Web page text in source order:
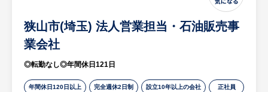
【HUREX求人担当コメント】
充実させて就業いただけます。
・日本のインフラを支えており、創業90年を
狭山市(埼玉) 法人営業担当・石油販売事
業会社
◎転勤なし◎年間休日121日
年間休日120日以上 完全週休2日制 設立10年以上の会社 正社員